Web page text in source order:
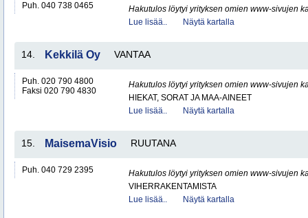
Puh. 040 738 0465
Hakutulos löytyi yrityksen omien www-sivujen
Lue lisää..
Näytä kartalla
14. Kekkilä Oy VANTAA
Puh. 020 790 4800
Faksi 020 790 4830
Hakutulos löytyi yrityksen omien www-sivujen
HIEKAT, SORAT JA MAA-AINEET
Lue lisää..
Näytä kartalla
15. MaisemaVisio RUUTANA
Puh. 040 729 2395
Hakutulos löytyi yrityksen omien www-sivujen
VIHERRAKENTAMISTA
Lue lisää..
Näytä kartalla